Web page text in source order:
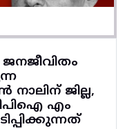
ജില്ല,
എം